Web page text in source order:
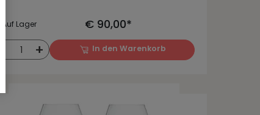
Auf Lager € 90,00*
1 + In den Warenkorb